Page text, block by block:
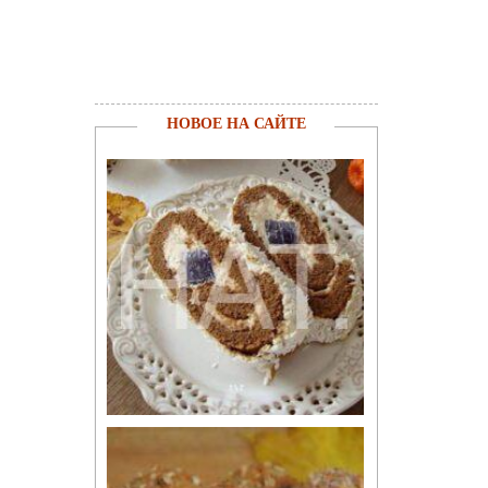
НОВОЕ НА САЙТЕ